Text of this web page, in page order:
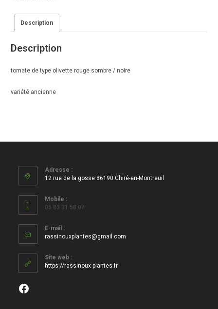
Description
Description
tomate de type olivette rouge sombre / noire
variété ancienne
Adresse :
12 rue de la gosse 86190 Chiré-en-Montreuil
Mobile :
06 83 31 58 07
E-mail :
rassinouxplantes@gmail.com
Site web :
https://rassinoux-plantes.fr
Facebook